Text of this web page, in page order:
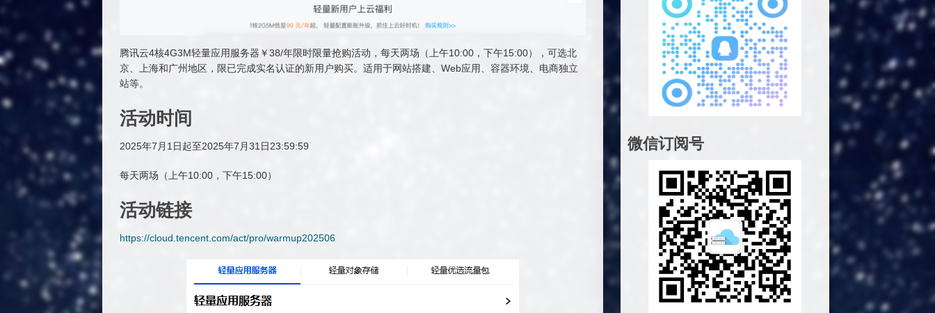
腾讯云4核4G3M轻量应用服务器￥38/年限时限量抢购活动，每天两场（上午10:00，下午15:00），可选北
京、上海和广州地区，限已完成实名认证的新用户购买。适用于网站搭建、Web应用、容器环境、电商独立
站等。
活动时间
2025年7月1日起至2025年7月31日23:59:59
每天两场（上午10:00，下午15:00）
活动链接
https://cloud.tencent.com/act/pro/warmup202506
微信订阅号